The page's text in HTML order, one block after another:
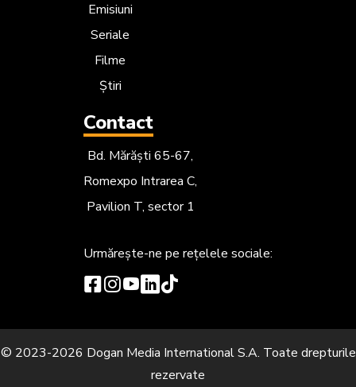
Emisiuni
Seriale
Filme
Știri
Contact
Bd. Mărăști 65-67,
Romexpo Intrarea C,
Pavilion T, sector 1
Urmărește-ne pe rețelele sociale:
© 2023-2026 Dogan Media International S.A. Toate drepturile
rezervate